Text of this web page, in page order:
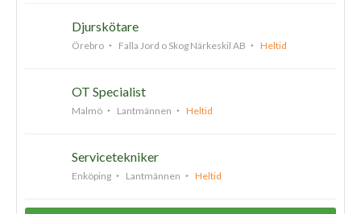
Djurskötare
Örebro Falla Jord o Skog Närkeskil AB Heltid
OT Specialist
Malmö Lantmännen Heltid
Servicetekniker
Enköping Lantmännen Heltid